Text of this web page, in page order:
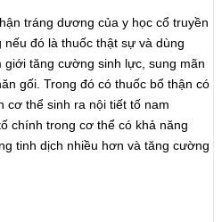
tráng dương của y học cổ truyền
nếu đó là thuốc thật sự và dùng
giới tăng cường sinh lực, sung mãn
gối. Trong đó có thuốc bổ thận có
cơ thể sinh ra nội tiết tố nam
chính trong cơ thể có khả năng
tinh dịch nhiều hơn và tăng cường